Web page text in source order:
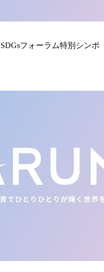
フォーラム特別シンポ